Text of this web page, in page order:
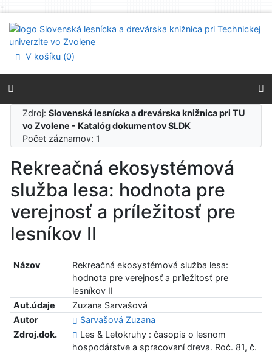
-
Prejsť na menu
Prehlásenie o webovej prístupnosti
V košíku (0)
Zdroj:Slovenská lesnícka a drevárska knižnica pri TU
vo Zvolene - Katalóg dokumentov SLDK
Počet záznamov: 1
Rekreačná ekosystémová
služba lesa: hodnota pre
verejnosť a príležitosť pre
lesníkov II
Názov
Rekreačná ekosystémová služba lesa:
hodnota pre verejnosť a príležitosť pre
lesníkov II
Aut.údaje
Zuzana Sarvašová
Autor
Sarvašová Zuzana
Zdroj.dok.
Les & Letokruhy : časopis o lesnom
hospodárstve a spracovaní dreva. Roč. 81, č.